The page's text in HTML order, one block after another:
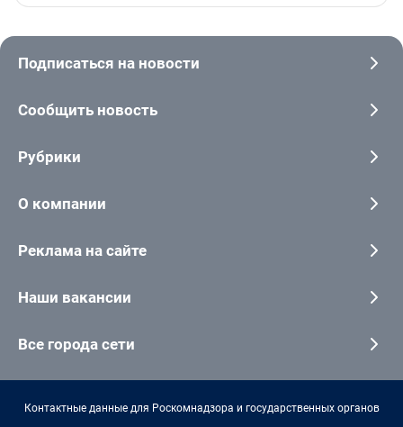
Подписаться на новости
Сообщить новость
Рубрики
О компании
Реклама на сайте
Наши вакансии
Все города сети
Контактные данные для Роскомнадзора и государственных органов